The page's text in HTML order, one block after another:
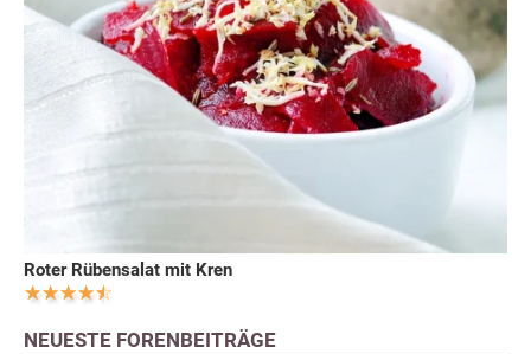
Roter Rübensalat mit Kren
NEUESTE FORENBEITRÄGE